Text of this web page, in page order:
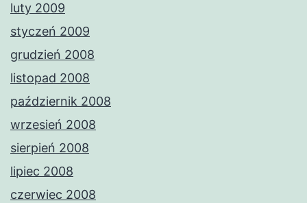
luty 2009
styczeń 2009
grudzień 2008
listopad 2008
październik 2008
wrzesień 2008
sierpień 2008
lipiec 2008
czerwiec 2008